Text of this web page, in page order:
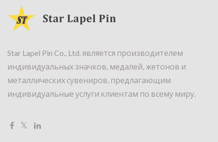
Star Lapel Pin Co., Ltd. является производителем
индивидуальных значков, медалей, жетонов и
металлических сувениров, предлагающим
индивидуальные услуги клиентам по всему миру.